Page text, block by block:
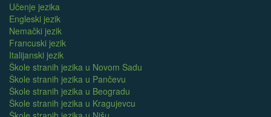
Učenje jezika
Engleski jezik
Nemački jezik
Francuski jezik
Italijanski jezik
Škole stranih jezika u Novom Sadu
Škole stranih jezika u Pančevu
Škole stranih jezika u Beogradu
Škole stranih jezika u Kragujevcu